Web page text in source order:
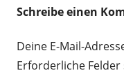
Schreibe einen
Deine E-Mail-
Erforderliche